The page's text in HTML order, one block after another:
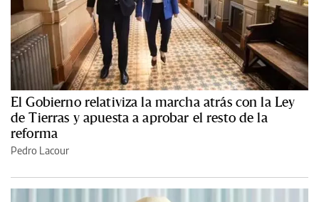
El Gobierno relativiza la marcha atrás con la Ley
de Tierras y apuesta a aprobar el resto de la
reforma
Pedro Lacour